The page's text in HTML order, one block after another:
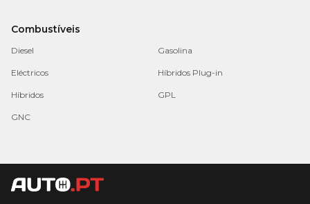
Combustíveis
Diesel Gasolina
Eléctricos Híbridos Plug-in
Híbridos GPL
GNC